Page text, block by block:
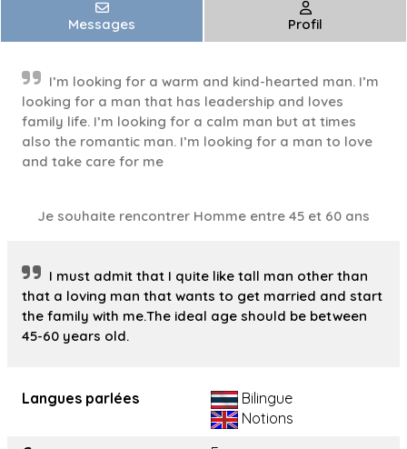
Messages Profil
I’m looking for a warm and kind-hearted man. I’m
looking for a man that has leadership and loves
family life. I’m looking for a calm man but at times
also the romantic man. I’m looking for a man to love
and take care for me
Je souhaite rencontrer Homme entre 45 et 60 ans
I must admit that I quite like tall man other than
that a loving man that wants to get married and start
the family with me.The ideal age should be between
45-60 years old.
Langues parlées
Bilingue
Notions